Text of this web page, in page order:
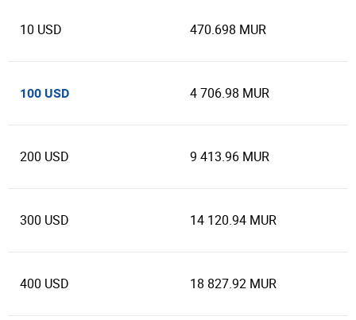
10 USD 470.698 MUR
100 USD 4 706.98 MUR
200 USD 9 413.96 MUR
300 USD 14 120.94 MUR
400 USD 18 827.92 MUR